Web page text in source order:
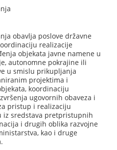
obavlja poslove državne
realizacije
objekata javne namene u
autonomne pokrajine ili
u smislu prikupljanja
projektima i
koordinaciju
ugovornih obaveza i
pristup i realizaciju
iz sredstava pretpristupnih
i drugih oblika razvojne
kao i druge